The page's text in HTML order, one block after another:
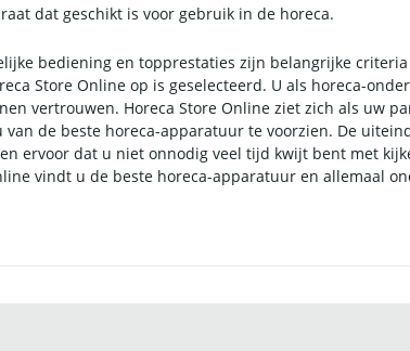
dat geschikt is voor gebruik in de horeca.
bediening en topprestaties zijn belangrijke
Store Online op is geselecteerd. U als horeca-
vertrouwen. Horeca Store Online ziet zich als uw
van de beste horeca-apparatuur te voorzien. De
ervoor dat u niet onnodig veel tijd kwijt bent met
vindt u de beste horeca-apparatuur en allemaal